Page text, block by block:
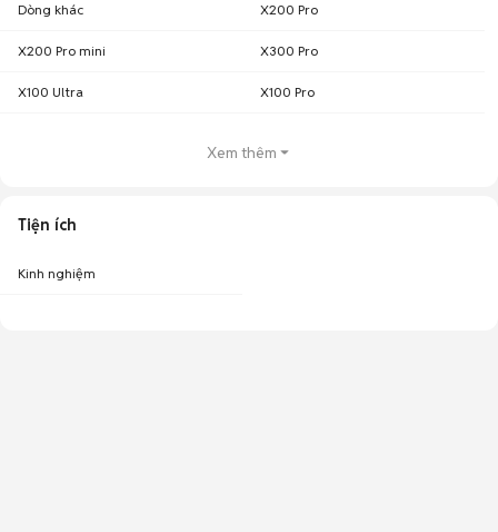
Dòng khác X200 Pro
X200 Pro mini X300 Pro
X100 Ultra X100 Pro
Xem thêm
Tiện ích
Kinh nghiệm